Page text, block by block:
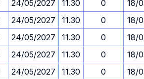
24/05/2027 11.30 0
18/
24/05/2027 11.30 0
18/
24/05/2027 11.30 0
18/
24/05/2027 11.30 0
18/
24/05/2027 11.30 0
18/